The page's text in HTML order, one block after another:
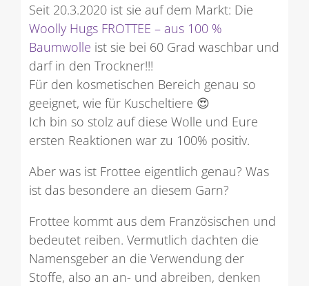
Seit 20.3.2020 ist sie auf dem Markt: Die
Woolly Hugs FROTTEE – aus 100 %
Baumwolle ist sie bei 60 Grad waschbar und
darf in den Trockner!!!
Für den kosmetischen Bereich genau so
geeignet, wie für Kuscheltiere 😍
Ich bin so stolz auf diese Wolle und Eure
ersten Reaktionen war zu 100% positiv.
Aber was ist Frottee eigentlich genau? Was
ist das besondere an diesem Garn?
Frottee kommt aus dem Französischen und
bedeutet reiben. Vermutlich dachten die
Namensgeber an die Verwendung der
Stoffe, also an an- und abreiben, denken